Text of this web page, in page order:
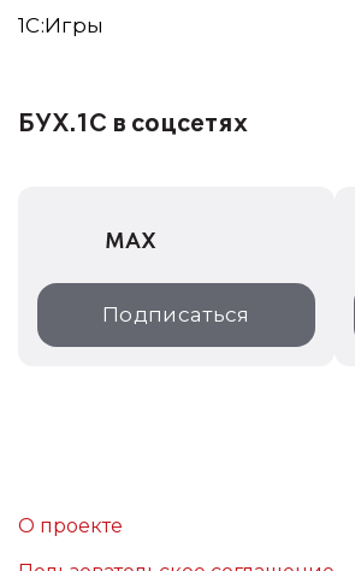
1C:Игры
БУХ.1С в соцсетях
MAX
Подписаться
О проекте